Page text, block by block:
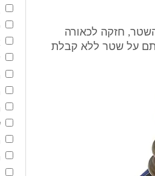
על השטר, חזקה לכאורה
על שטר ללא קבלת